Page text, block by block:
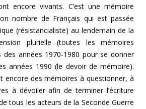
encore vivants. C’est une mémoire
nombre de Français qui est passée
(résistancialiste) au lendemain de la
plurielle (toutes les mémoires
des années 1970-1980 pour se donner
années 1990 (le devoir de mémoire).
encore des mémoires à questionner, à
à dévoiler afin de terminer l’écriture
tous les acteurs de la Seconde Guerre